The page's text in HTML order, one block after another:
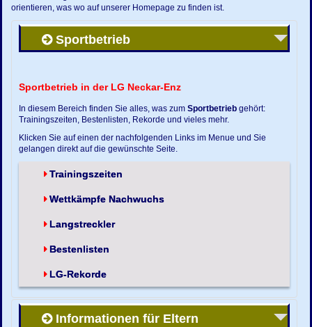
orientieren, was wo auf unserer Homepage zu finden ist.
Sportbetrieb
Sportbetrieb in der LG Neckar-Enz
In diesem Bereich finden Sie alles, was zumSportbetrieb gehört:
Trainingszeiten, Bestenlisten, Rekorde und vieles mehr.
Klicken Sie auf einen der nachfolgenden Links im Menue und Sie
gelangen direkt auf die gewünschte Seite.
Trainingszeiten
Wettkämpfe Nachwuchs
Langstreckler
Bestenlisten
LG-Rekorde
Informationen für Eltern